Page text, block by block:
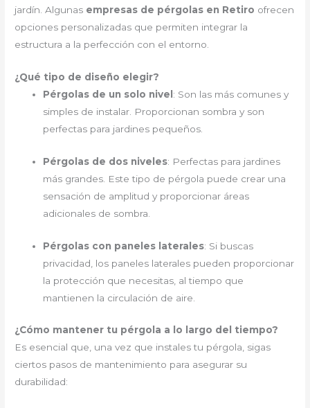
jardín. Algunas empresas de pérgolas en Retiro ofrecen
opciones personalizadas que permiten integrar la
estructura a la perfección con el entorno.
¿Qué tipo de diseño elegir?
Pérgolas de un solo nivel : Son las más comunes y
simples de instalar. Proporcionan sombra y son
perfectas para jardines pequeños.
Pérgolas de dos niveles: Perfectas para jardines
más grandes. Este tipo de pérgola puede crear una
sensación de amplitud y proporcionar áreas
adicionales de sombra.
Pérgolas con paneles laterales: Si buscas
privacidad, los paneles laterales pueden proporcionar
la protección que necesitas, al tiempo que
mantienen la circulación de aire.
¿Cómo mantener tu pérgola a lo largo del tiempo?
Es esencial que, una vez que instales tu pérgola, sigas
ciertos pasos de mantenimiento para asegurar su
durabilidad: